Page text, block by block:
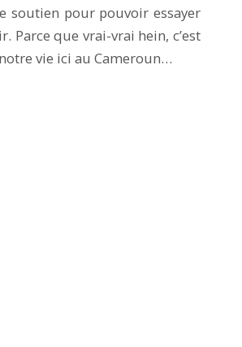
soutien pour pouvoir essayer
Parce que vrai-vrai hein, c’est
vie ici au Cameroun…